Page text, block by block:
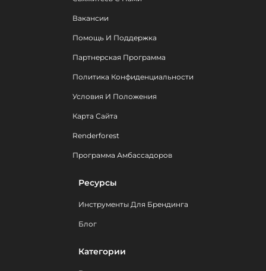
Вакансии
Помощь И Поддержка
Партнерская Программа
Политика Конфиденциальности
Условия И Положения
Карта Сайта
Renderforest
Программа Амбассадоров
Ресурсы
Инструменты Для Брендинга
Блог
Категории